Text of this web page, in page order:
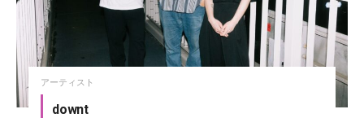
アーティスト
downt